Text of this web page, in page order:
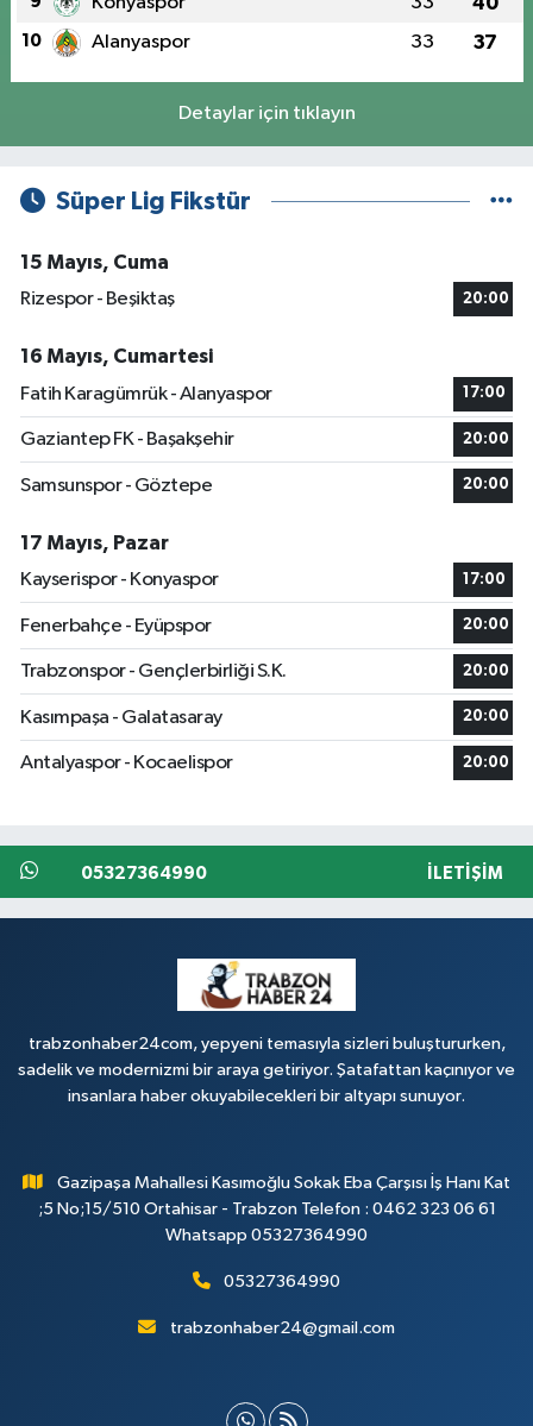
10 Alanyaspor 33 37
Detaylar için tıklayın
Süper Lig Fikstür
15 Mayıs, Cuma
Rizespor - Beşiktaş
20:00
16 Mayıs, Cumartesi
Fatih Karagümrük - Alanyaspor
17:00
Gaziantep FK - Başakşehir 20:00
Samsunspor - Göztepe 20:00
17 Mayıs, Pazar
Kayserispor - Konyaspor
17:00
Fenerbahçe - Eyüpspor 20:00
Trabzonspor - Gençlerbirliği S.K. 20:00
Kasımpaşa - Galatasaray 20:00
Antalyaspor - Kocaelispor 20:00
05327364990 İLETIŞIM
trabzonhaber24com, yepyeni temasıyla sizleri buluştururken,
sadelik ve modernizmi bir araya getiriyor. Şatafattan kaçınıyor ve
insanlara haber okuyabilecekleri bir altyapı sunuyor.
Gazipaşa Mahallesi Kasımoğlu Sokak Eba Çarşısı İş Hanı Kat
;5 No;15/510 Ortahisar - Trabzon Telefon : 0462 323 06 61
Whatsapp 05327364990
05327364990
trabzonhaber24@gmail.com